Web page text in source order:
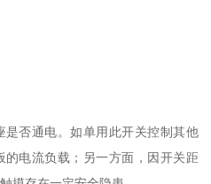
否通电。如单用此开关控制其他
电流负载；另一方面，因开关距